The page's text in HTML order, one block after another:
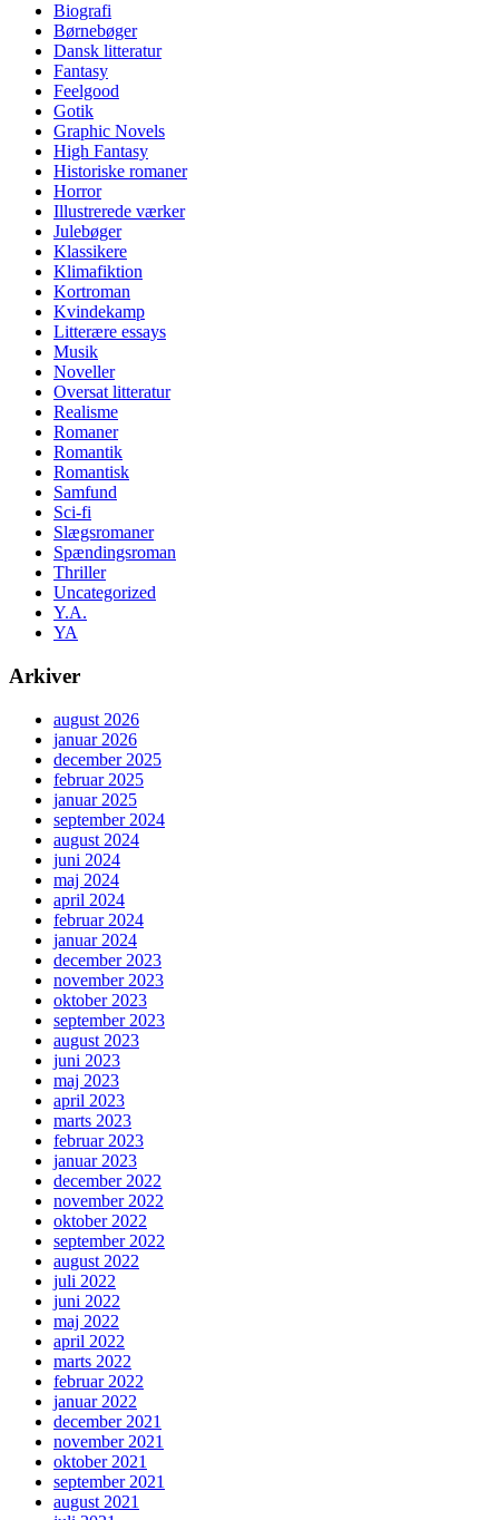
Biografi
Børnebøger
Dansk litteratur
Fantasy
Feelgood
Gotik
Graphic Novels
High Fantasy
Historiske romaner
Horror
Illustrerede værker
Julebøger
Klassikere
Klimafiktion
Kortroman
Kvindekamp
Litterære essays
Musik
Noveller
Oversat litteratur
Realisme
Romaner
Romantik
Romantisk
Samfund
Sci-fi
Slægsromaner
Spændingsroman
Thriller
Uncategorized
Y.A.
YA
Arkiver
august 2026
januar 2026
december 2025
februar 2025
januar 2025
september 2024
august 2024
juni 2024
maj 2024
april 2024
februar 2024
januar 2024
december 2023
november 2023
oktober 2023
september 2023
august 2023
juni 2023
maj 2023
april 2023
marts 2023
februar 2023
januar 2023
december 2022
november 2022
oktober 2022
september 2022
august 2022
juli 2022
juni 2022
maj 2022
april 2022
marts 2022
februar 2022
januar 2022
december 2021
november 2021
oktober 2021
september 2021
august 2021